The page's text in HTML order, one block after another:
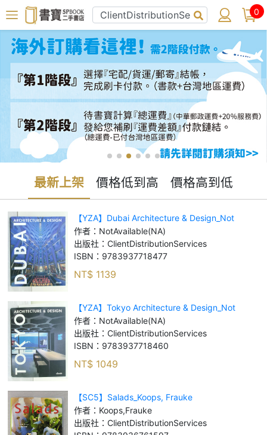
0
最新上架 價格低到高 價格高到低
【YZA】Dubai Architecture & Design_Not
Available (NA)
作者： NotAvailable(NA)
出版社： ClientDistributionServices
ISBN： 9783937718477
NT$ 1139
【YZA】Tokyo Architecture & Design_Not
Available (NA)
作者： NotAvailable(NA)
出版社： ClientDistributionServices
ISBN： 9783937718460
NT$ 1049
【SC5】Salads_Koops, Frauke
作者： Koops,Frauke
出版社： ClientDistributionServices